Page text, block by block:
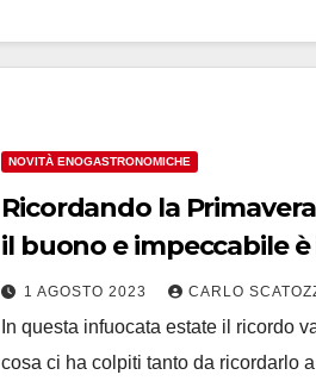
NOVITÀ ENOGASTRONOMICHE
Ricordando la
il buono e impeccabile
1 AGOSTO 2023 CARLO
In questa infuocata estate il ricordo
cosa ci ha colpiti tanto da ricordarlo